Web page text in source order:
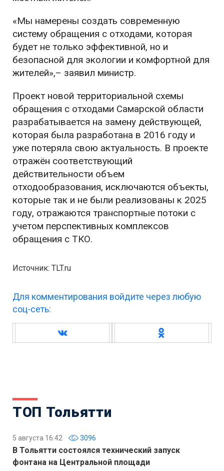
«Мы намерены создать современную
систему обращения с отходами, которая
будет не только эффективной, но и
безопасной для экологии и комфортной для
жителей»,– заявил министр.
Проект новой территориальной схемы
обращения с отходами Самарской области
разрабатывается на замену действующей,
которая была разработана в 2016 году и
уже потеряла свою актуальность. В проекте
отражён соответствующий
действительности объем
отходообразования, исключаются объекты,
которые так и не были реализованы к 2025
году, отражаются транспортные потоки с
учетом перспективных комплексов
обращения с ТКО.
Источник: TLT.ru
Для комментирования войдите через любую
соц-сеть:
ТОП Тольятти
5 августа 16:42 3096
В Тольятти состоялся технический запуск
фонтана на Центральной площади